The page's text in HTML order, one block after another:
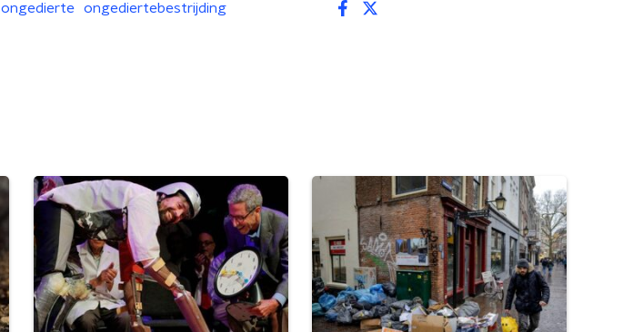
ongedierte ongediertebestrijding